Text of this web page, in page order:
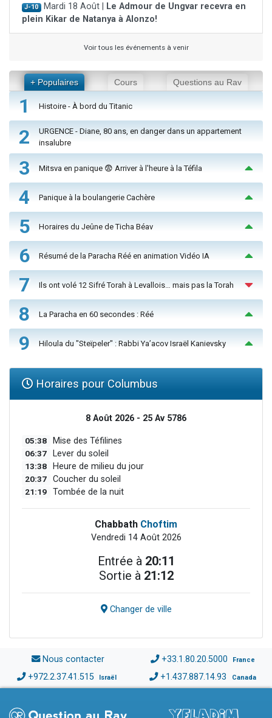
J-10 Mardi 18 Août |
Le Admour de Ungvar recevra en
plein Kikar de Natanya à Alonzo!
Voir tous les événements à venir
+ Populaires Cours Questions au Rav
1 Histoire - À bord du Titanic
2
URGENCE - Diane, 80 ans, en danger dans un appartement
insalubre
3 Mitsva en panique 😨 Arriver à l'heure à la Téfila
4 Panique à la boulangerie Cachère
5 Horaires du Jeûne de Ticha Béav
6 Résumé de la Paracha Réé en animation Vidéo IA
7 Ils ont volé 12 Sifré Torah à Levallois… mais pas la Torah
8 La Paracha en 60 secondes : Réé
9 Hiloula du "Steïpeler" : Rabbi Ya’acov Israël Kanievsky
Horaires pour Columbus
8 Août 2026 - 25 Av 5786
05:38 Mise des Téfilines
06:37 Lever du soleil
13:38 Heure de milieu du jour
20:37 Coucher du soleil
21:19 Tombée de la nuit
Chabbath Choftim
Vendredi 14 Août 2026
Entrée à 20:11
Sortie à 21:12
Changer de ville
Nous contacter +33.1.80.20.5000 France
+972.2.37.41.515 Israël +1.437.887.14.93 Canada